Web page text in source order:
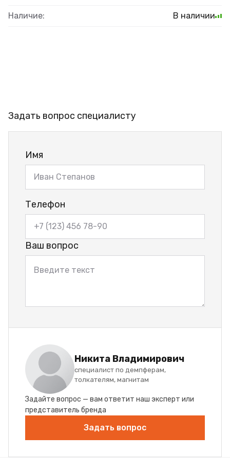
Наличие: В наличии
Задать вопрос специалисту
Имя
Телефон
Ваш вопрос
Никита Владимирович
специалист по демпферам,
толкателям, магнитам
Задайте вопрос — вам ответит наш эксперт или
представитель бренда
Задать вопрос